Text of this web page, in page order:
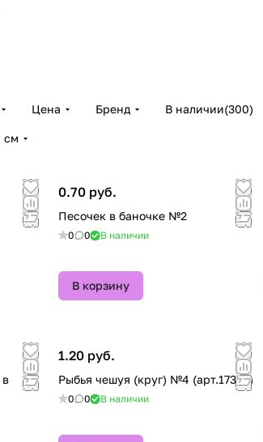
Цена Бренд В наличии(300)
см
0.70 руб.
Песочек в баночке №2
0 0 В наличии
В корзину
1.20 руб.
Рыбья чешуя (круг) №4 (арт.17329)
0 0 В наличии